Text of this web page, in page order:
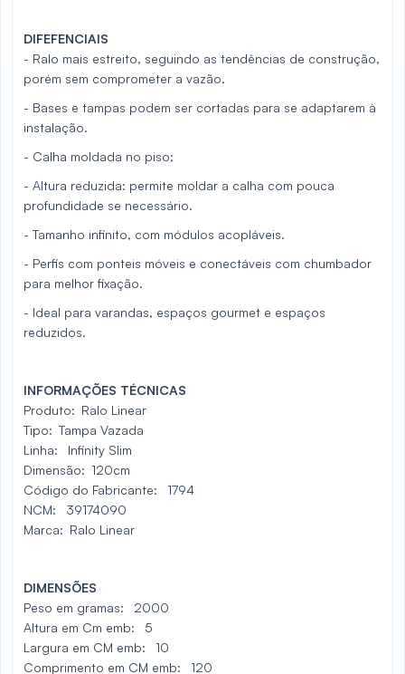
DIFEFENCIAIS
- Ralo mais estreito, seguindo as tendências de construção,
porém sem comprometer a vazão.
- Bases e tampas podem ser cortadas para se adaptarem à
instalação.
- Calha moldada no piso;
- Altura reduzida: permite moldar a calha com pouca
profundidade se necessário.
- Tamanho infinito, com módulos acopláveis.
- Perfis com ponteis móveis e conectáveis com chumbador
para melhor fixação.
- Ideal para varandas, espaços gourmet e espaços
reduzidos.
INFORMAÇÕES TÉCNICAS
Produto: Ralo Linear
Tipo: Tampa Vazada
Linha:
Infinity Slim
Dimensão: 120cm
Código do Fabricante:
1794
NCM:
39174090
Marca: Ralo Linear
DIMENSÕES
Peso em gramas:
2000
Altura em Cm emb:
5
Largura em CM emb:
10
Comprimento em CM emb:
120